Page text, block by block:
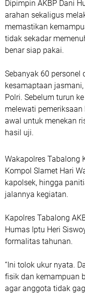
Dipimpin AKBP Dani
arahan sekaligus
memastikan
tidak sekadar
benar siap pakai.
Sebanyak 60 personel
kesamaptaan
Polri. Sebelum turun
melewati
awal untuk menekan
hasil uji.
Wakapolres Tabalong
Kompol Slamet Hari
kapolsek, hingga
jalannya kegiatan.
Kapolres Tabalong
Humas Iptu Heri
formalitas tahunan.
“Ini tolok ukur nyata.
fisik dan kemampuan
agar anggota tidak